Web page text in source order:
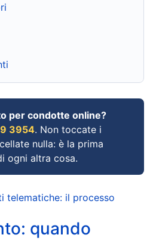
per condotte online?
3954. Non toccate i
nulla: è la prima
ogni altra cosa.
telematiche: il processo
quando